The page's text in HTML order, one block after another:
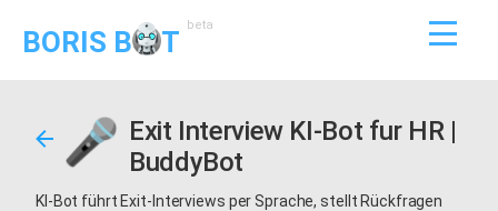
BORIS B T
beta
Exit Interview KI-Bot fur HR |
BuddyBot
KI-Bot führt Exit-Interviews per Sprache, stellt Rückfragen